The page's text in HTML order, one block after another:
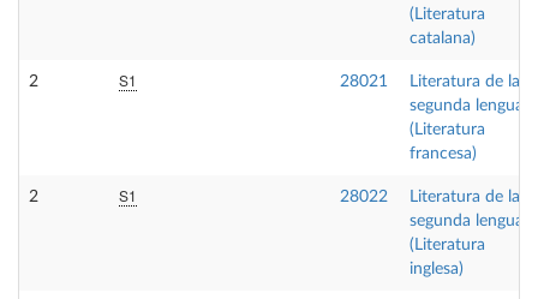
(Literatura
catalana)
2 S1 28021
Literatura de la
segunda lengua
(Literatura
francesa)
2 S1 28022
Literatura de la
segunda lengua
(Literatura
inglesa)